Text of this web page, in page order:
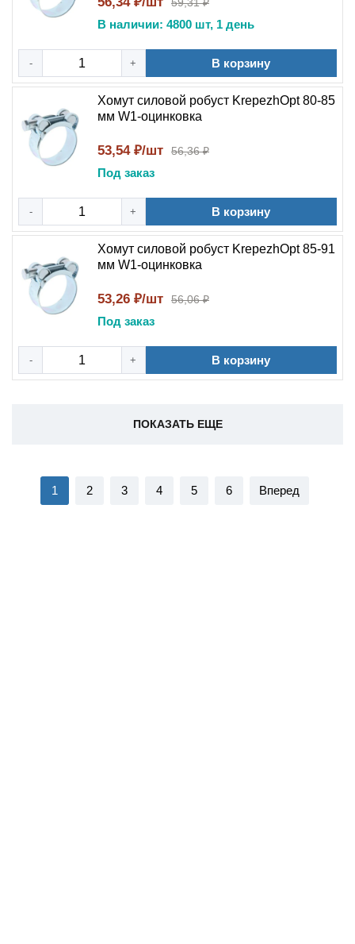
В наличии: 4800 шт, 1 день
- + В корзину
Хомут силовой робуст KrepezhOpt 80-85
мм W1-оцинковка
53,54 ₽/шт 56,36 ₽
Под заказ
- + В корзину
Хомут силовой робуст KrepezhOpt 85-91
мм W1-оцинковка
53,26 ₽/шт 56,06 ₽
Под заказ
- + В корзину
ПОКАЗАТЬ ЕЩЕ
1 2 3 4 5 6 Вперед